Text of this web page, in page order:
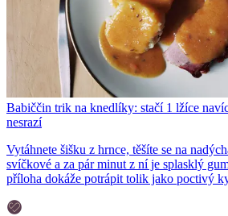
Babiččin trik na knedlíky: stačí 1 lžíce
nesrazí
Vytáhnete šišku z hrnce, těšíte se na
svíčkové a za pár minut z ní je splasklý
příloha dokáže potrápit tolik jako poctivý